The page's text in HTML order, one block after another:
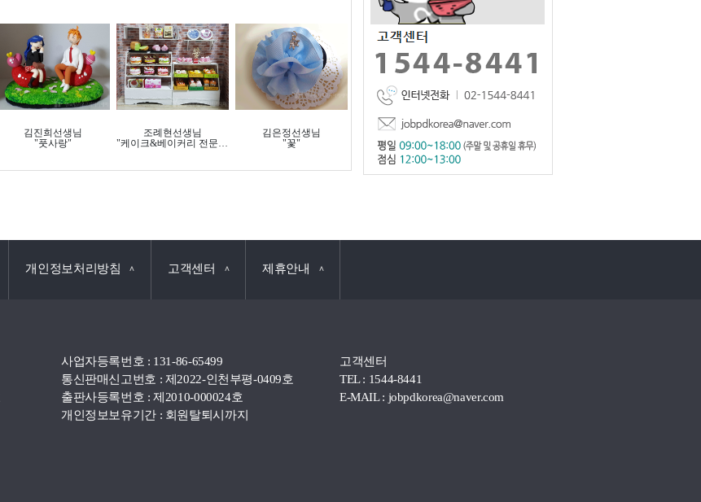
김진희선생님
"풋사랑"
조례현선생님
"케이크&베이커리 전문점"
김은정선생님
"꽃"
개인정보처리방침 ∧ 고객센터 ∧ 제휴안내 ∧
사업자등록번호 : 131-86-65499
통신판매신고번호 : 제2022-인천부평-0409호
출판사등록번호 : 제2010-000024호
개인정보보유기간 : 회원탈퇴시까지
고객센터
TEL : 1544-8441
E-MAIL : jobpdkorea@naver.com